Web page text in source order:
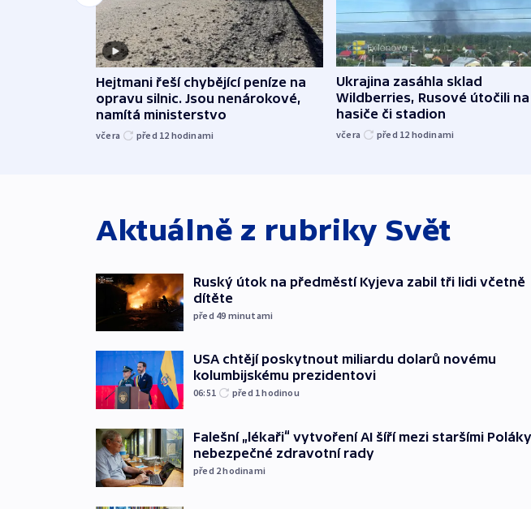
Hejtmani řeší chybějící peníze na
opravu silnic. Jsou nenárokové,
namítá ministerstvo
včera před 12 hodinami
Ukrajina zasáhla sklad
Wildberries, Rusové útočili
hasiče či stadion
včera před 12 hodinami
Aktuálně z rubriky Svět
Ruský útok na předměstí Kyjeva zabil tři lidi včetně
dítěte
před 49 minutami
USA chtějí poskytnout miliardu dolarů novému
kolumbijskému prezidentovi
06:51 před 1hodinou
Falešní „lékaři“ vytvoření AI šíří mezi staršími Poláky
nebezpečné zdravotní rady
před 2hodinami